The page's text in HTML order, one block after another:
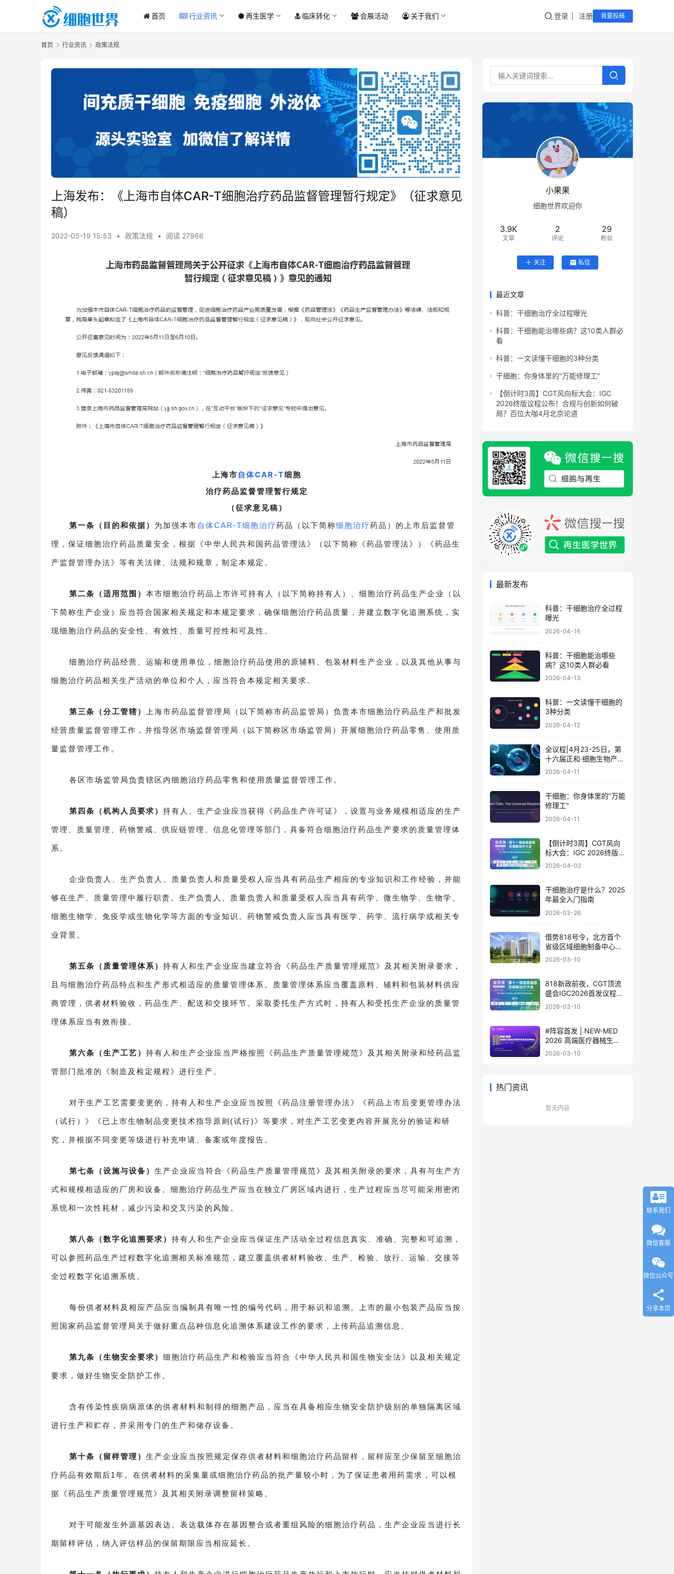
首页 行业资讯 再生医学 临床转化 会展活动 关于我们 登录 注册 我要投稿
首页 行业资讯 政策法规
上海发布：《上海市自体CAR-T细胞治疗药品监督管理暂行规定》（征求意见
稿）
2022-05-19 15:53 • 政策法规 • 阅读 27966
上海市 自体CAR-T细胞
治疗药品监督管理暂行规定
（征求意见稿）
第一条（目的和依据） 为加强本市 自体CAR-T细胞治疗药品（以下简称细胞治疗药品）的上市后监督管
理，保证细胞治疗药品质量安全，根据《中华人民共和国药品管理法》（以下简称《药品管理法》）《药品生
产监督管理办法》等有关法律、法规和规章，制定本规定。
第二条（适用范围） 本市细胞治疗药品上市许可持有人（以下简称持有人）、细胞治疗药品生产企业（以
下简称生产企业）应当符合国家相关规定和本规定要求，确保细胞治疗药品质量，并建立数字化追溯系统，实
现细胞治疗药品的安全性、有效性、质量可控性和可及性。
细胞治疗药品经营、运输和使用单位，细胞治疗药品使用的原辅料、包装材料生产企业，以及其他从事与
细胞治疗药品相关生产活动的单位和个人，应当符合本规定相关要求。
第三条（分工管辖） 上海市药品监督管理局（以下简称市药品监管局）负责本市细胞治疗药品生产和批发
经营质量监督管理工作，并指导区市场监督管理局（以下简称区市场监管局）开展细胞治疗药品零售、使用质
量监督管理工作。
各区市场监管局负责辖区内细胞治疗药品零售和使用质量监督管理工作。
第四条（机构人员要求） 持有人、生产企业应当获得《药品生产许可证》，设置与业务规模相适应的生产
管理、质量管理、药物警戒、供应链管理、信息化管理等部门，具备符合细胞治疗药品生产要求的质量管理体
系。
企业负责人、生产负责人、质量负责人和质量受权人应当具有药品生产相应的专业知识和工作经验，并能
够在生产、质量管理中履行职责。生产负责人、质量负责人和质量受权人应当具有药学、微生物学、生物学、
细胞生物学、免疫学或生物化学等方面的专业知识。药物警戒负责人应当具有医学、药学、流行病学或相关专
业背景。
第五条（质量管理体系） 持有人和生产企业应当建立符合《药品生产质量管理规范》及其相关附录要求，
且与细胞治疗药品特点和生产形式相适应的质量管理体系。质量管理体系应当覆盖原料、辅料和包装材料供应
商管理，供者材料验收，药品生产、配送和交接环节。采取委托生产方式时，持有人和受托生产企业的质量管
理体系应当有效衔接。
第六条（生产工艺） 持有人和生产企业应当严格按照《药品生产质量管理规范》及其相关附录和经药品监
管部门批准的《制造及检定规程》进行生产。
对于生产工艺需要变更的，持有人和生产企业应当按照《药品注册管理办法》《药品上市后变更管理办法
（试行）》《已上市生物制品变更技术指导原则(试行)》等要求，对生产工艺变更内容开展充分的验证和研
究，并根据不同变更等级进行补充申请、备案或年度报告。
第七条（设施与设备） 生产企业应当符合《药品生产质量管理规范》及其相关附录的要求，具有与生产方
式和规模相适应的厂房和设备。细胞治疗药品生产应当在独立厂房区域内进行，生产过程应当尽可能采用密闭
系统和一次性耗材，减少污染和交叉污染的风险。
第八条（数字化追溯要求） 持有人和生产企业应当保证生产活动全过程信息真实、准确、完整和可追溯，
可以参照药品生产过程数字化追溯相关标准规范，建立覆盖供者材料验收、生产、检验、放行、运输、交接等
全过程数字化追溯系统。
每份供者材料及相应产品应当编制具有唯一性的编号代码，用于标识和追溯。上市的最小包装产品应当按
照国家药品监督管理局关于做好重点品种信息化追溯体系建设工作的要求，上传药品追溯信息。
第九条（生物安全要求） 细胞治疗药品生产和检验应当符合《中华人民共和国生物安全法》以及相关规定
要求，做好生物安全防护工作。
含有传染性疾病病原体的供者材料和制得的细胞产品，应当在具备相应生物安全防护级别的单独隔离区域
进行生产和贮存，并采用专门的生产和储存设备。
第十条（留样管理） 生产企业应当按照规定保存供者材料和细胞治疗药品留样，留样应至少保留至细胞治
疗药品有效期后1年。在供者材料的采集量或细胞治疗药品的批产量较小时，为了保证患者用药需求，可以根
据《药品生产质量管理规范》及其相关附录调整留样策略。
对于可能发生外源基因表达、表达载体存在基因整合或者重组风险的细胞治疗药品，生产企业应当进行长
期留样评估，纳入评估样品的保留期限应当相应延长。
小果果
细胞世界欢迎你
3.9K
文章
2
评论
29
粉丝
关注 私信
最近文章
科普：干细胞治疗全过程曝光
科普：干细胞能治哪些病？这10类人群必
看
科普：一文读懂干细胞的3种分类
干细胞：你身体里的"万能修理工"
【倒计时3周】CGT风向标大会：IGC
2026终版议程公布！合规与创新如何破
局？百位大咖4月北京论道
最新发布
科普：干细胞治疗全过程
曝光
2026-04-16
科普：干细胞能治哪些
病？这10类人群必看
2026-04-13
科普：一文读懂干细胞的
3种分类
2026-04-12
全议程|4月23-25日，第
十六届正和·细胞生物产业
大会暨细胞治疗与再生医
2026-04-11
干细胞：你身体里的"万能
修理工"
2026-04-11
【倒计时3周】CGT风向
标大会：IGC 2026终版议
程公布！合规与创新如何
2026-04-02
干细胞治疗是什么？2025
年最全入门指南
2026-03-26
借势818号令，北方首个
省级区域细胞制备中心落
地
2026-03-10
818新政前夜，CGT顶流
盛会IGC2026首发议程公
布！体内细胞/基因治疗/
决策者4月齐聚北京
2026-03-10
#阵容首发 | NEW-MED
2026 高端医疗器械生物
材料研发及应用峰会 北京
2026-03-10
热门资讯
暂无内容
联系我们
微信客服
微信公众号
分享本页